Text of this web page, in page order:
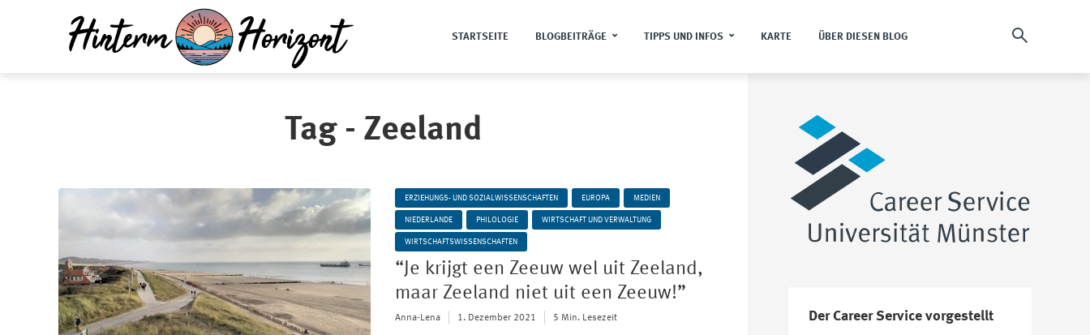
STARTSEITE BLOGBEITRÄGE TIPPS UND INFOS KARTE ÜBER DIESEN BLOG
Tag - Zeeland
ERZIEHUNGS- UND SOZIALWISSENSCHAFTEN EUROPA MEDIEN
NIEDERLANDE PHILOLOGIE WIRTSCHAFT UND VERWALTUNG
WIRTSCHAFTSWISSENSCHAFTEN
“Je krijgt een Zeeuw wel uit Zeeland,
maar Zeeland niet uit een Zeeuw!”
Anna-Lena 1. Dezember 2021 5 Min. Lesezeit Der Career Service vorgestellt